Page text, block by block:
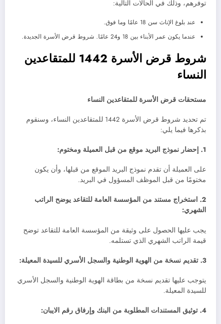
توفرهم، وذلك في الحالات التالية:
عند بلوغ الإناث سن 18 عامًا وما فوق.
عندما يكون عمر الأبناء بين 18 و24 عامًا. شروط قرض الأسرة الجديدة.
شروط قرض الأسرة 1442 للمتقاعدين
النساء
مستحقات قرض الأسرة للمتقاعدين النساء
تم تحديد شروط قرض الأسرة 1442 للمتقاعدين النساء، وسنقوم
بذكرها فيما يلي:
1. إحضار نموذج البريد موقع من قبل العميلة ومختوم:
على العميلة أن تقدم نموذج البريد الموقع من قبلها، وأن يكون
مختومًا من قبل الموظف المسؤول في البريد.
2. استخراج مستند من المؤسسة العامة للتقاعد يوضح الراتب
الشهري:
يجب عليها الحصول على وثيقة من المؤسسة العامة للتقاعد توضح
قيمة الراتب الشهري الذي تستلمه.
3. تقديم نسخة من الهوية الوطنية والسجل الأسري للسيدة المعيلة:
يتوجب عليها تقديم نسخة من بطاقة الهوية الوطنية والسجل الأسري
للسيدة المعيلة.
4. توثيق المستندات المطلوبة من البنك وإرفاق رقم الايبان: